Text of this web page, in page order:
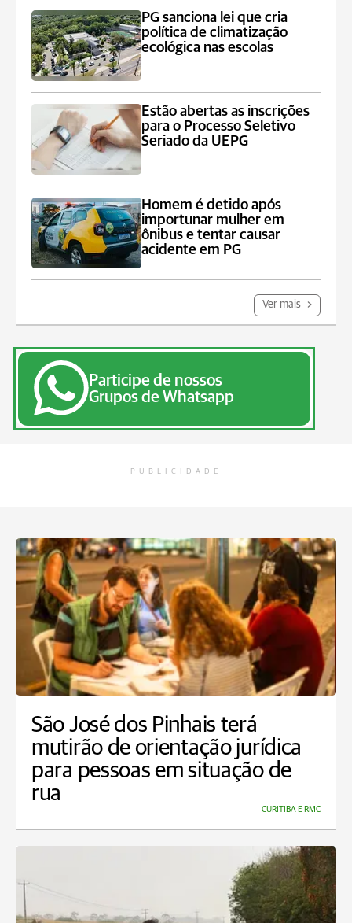
PG sanciona lei que cria
política de climatização
ecológica nas escolas
Estão abertas as inscrições
para o Processo Seletivo
Seriado da UEPG
Homem é detido após
importunar mulher em
ônibus e tentar causar
acidente em PG
Ver mais
Participe de nossos
Grupos de Whatsapp
PUBLICIDADE
São José dos Pinhais terá
mutirão de orientação jurídica
para pessoas em situação de
rua
CURITIBA E RMC